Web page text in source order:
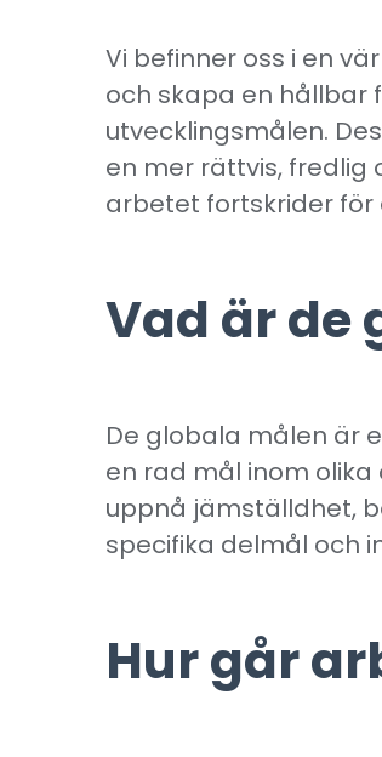
Vi befinner oss i en
och skapa en hållbar
utvecklingsmålen.
en mer rättvis, fredlig
arbetet fortskrider för
Vad är de
De globala målen är
en rad mål inom
uppnå jämställdhet,
specifika delmål och
Hur går